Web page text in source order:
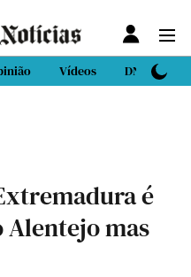
Vídeos DN Sport
é
Alentejo mas